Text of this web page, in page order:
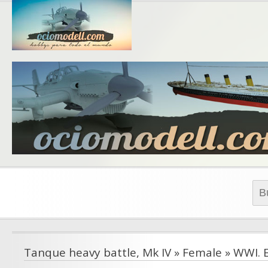
Blog de
Tanque heavy battle, Mk IV » Female » WWI.